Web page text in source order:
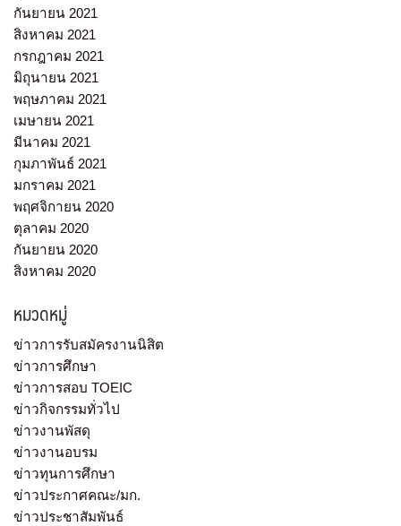
กันยายน 2021
สิงหาคม 2021
กรกฎาคม 2021
มิถุนายน 2021
พฤษภาคม 2021
เมษายน 2021
มีนาคม 2021
กุมภาพันธ์ 2021
มกราคม 2021
พฤศจิกายน 2020
ตุลาคม 2020
กันยายน 2020
สิงหาคม 2020
หมวดหมู่
ข่าวการรับสมัครงานนิสิต
ข่าวการศึกษา
ข่าวการสอบ TOEIC
ข่าวกิจกรรมทั่วไป
ข่าวงานพัสดุ
ข่าวงานอบรม
ข่าวทุนการศึกษา
ข่าวประกาศคณะ/มก.
ข่าวประชาสัมพันธ์